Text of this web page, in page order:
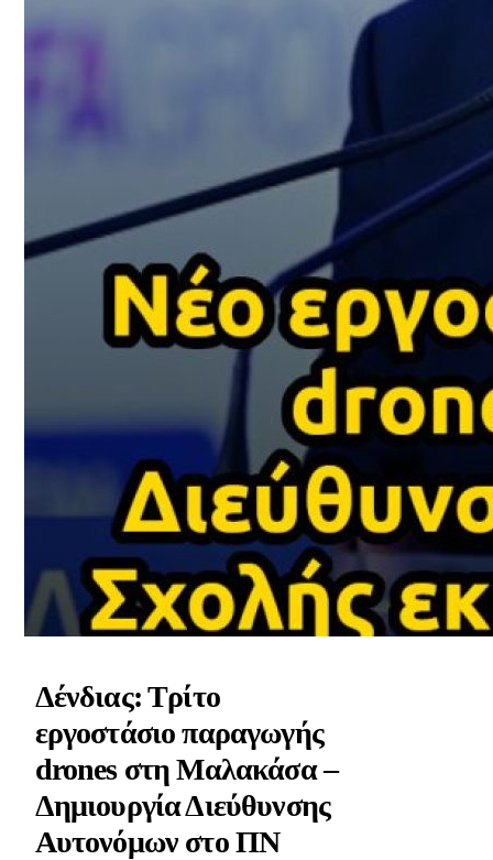
Δένδιας: Τρίτο
εργοστάσιο παραγωγής
drones στη Μαλακάσα –
Δημιουργία Διεύθυνσης
Αυτονόμων στο ΠΝ